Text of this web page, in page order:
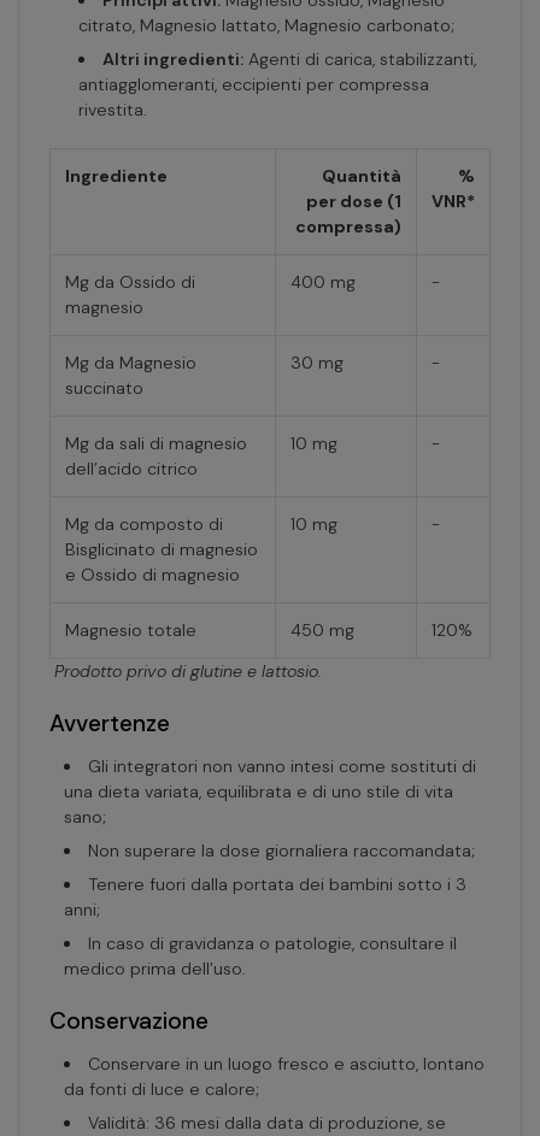
citrato, Magnesio lattato, Magnesio carbonato;
Altri ingredienti: Agenti di carica, stabilizzanti,
antiagglomeranti, eccipienti per compressa
rivestita.
Ingrediente
Quantità
per dose (1
compressa)
%
VNR*
Mg da Ossido di
magnesio
400 mg -
Mg da Magnesio
succinato
30 mg -
Mg da sali di magnesio
dell’acido citrico
10 mg -
Mg da composto di
Bisglicinato di magnesio
e Ossido di magnesio
10 mg -
Magnesio totale 450 mg
120%
Prodotto privo di glutine e lattosio.
Avvertenze
Gli integratori non vanno intesi come sostituti di
una dieta variata, equilibrata e di uno stile di vita
sano;
Non superare la dose giornaliera raccomandata;
Tenere fuori dalla portata dei bambini sotto i 3
anni;
In caso di gravidanza o patologie, consultare il
medico prima dell’uso.
Conservazione
Conservare in un luogo fresco e asciutto, lontano
da fonti di luce e calore;
Validità: 36 mesi dalla data di produzione, se